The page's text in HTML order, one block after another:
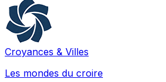
Croyances & Villes
Les mondes du croire